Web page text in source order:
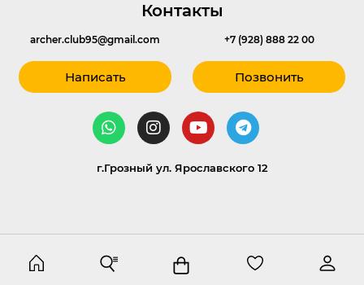
Контакты
archer.club95@gmail.com
Написать
+7 (928) 888 22 00
Позвонить
г.Грозный ул. Ярославского 12